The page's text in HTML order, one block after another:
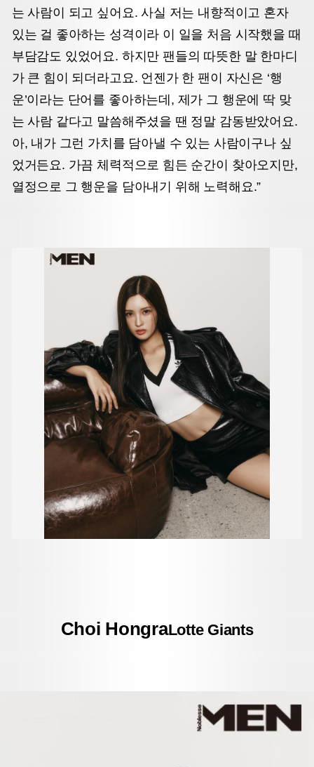
는 사람이 되고 싶어요. 사실 저는 내향적이고 혼자
있는 걸 좋아하는 성격이라 이 일을 처음 시작했을 때
부담감도 있었어요. 하지만 팬들의 따뜻한 말 한마디
가 큰 힘이 되더라고요. 언젠가 한 팬이 자신은 ‘행
운’이라는 단어를 좋아하는데, 제가 그 행운에 딱 맞
는 사람 같다고 말씀해주셨을 땐 정말 감동받았어요.
아, 내가 그런 가치를 담아낼 수 있는 사람이구나 싶
었거든요. 가끔 체력적으로 힘든 순간이 찾아오지만,
열정으로 그 행운을 담아내기 위해 노력해요.”
Choi HongraLotte Giants